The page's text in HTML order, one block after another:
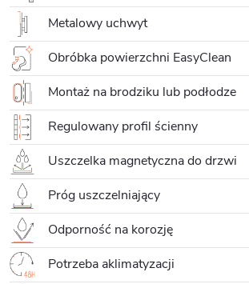
Metalowy uchwyt
Obróbka powierzchni EasyClean
Montaż na brodziku lub podłodze
Regulowany profil ścienny
Uszczelka magnetyczna do drzwi
Próg uszczelniający
Odporność na korozję
Potrzeba aklimatyzacji